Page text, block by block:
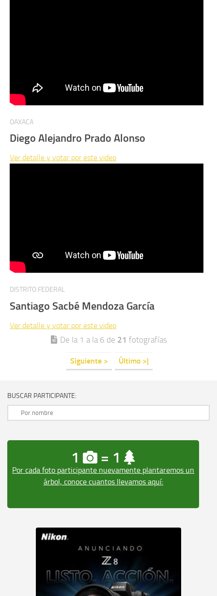
OAXACA
Diego Alejandro Prado Alonso
Ver detalle y votar por este video
DISTRITO FEDERAL
Santiago Sacbé Mendoza García
Ver detalle y votar por este video
De la 1 a la 6 de 21 fotografías
Siguiente > Último >|
BUSCAR PARTICIPANTE:
1 = 1
Por cada foto participante nuevamente plantaremos un
árbol, conoce cuantos llevamos aquí: